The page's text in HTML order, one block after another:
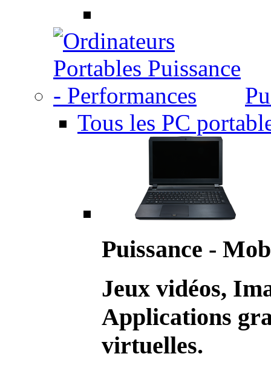
Tous les PC
Puissance -
Jeux vidéos,
Applications
virtuelles.